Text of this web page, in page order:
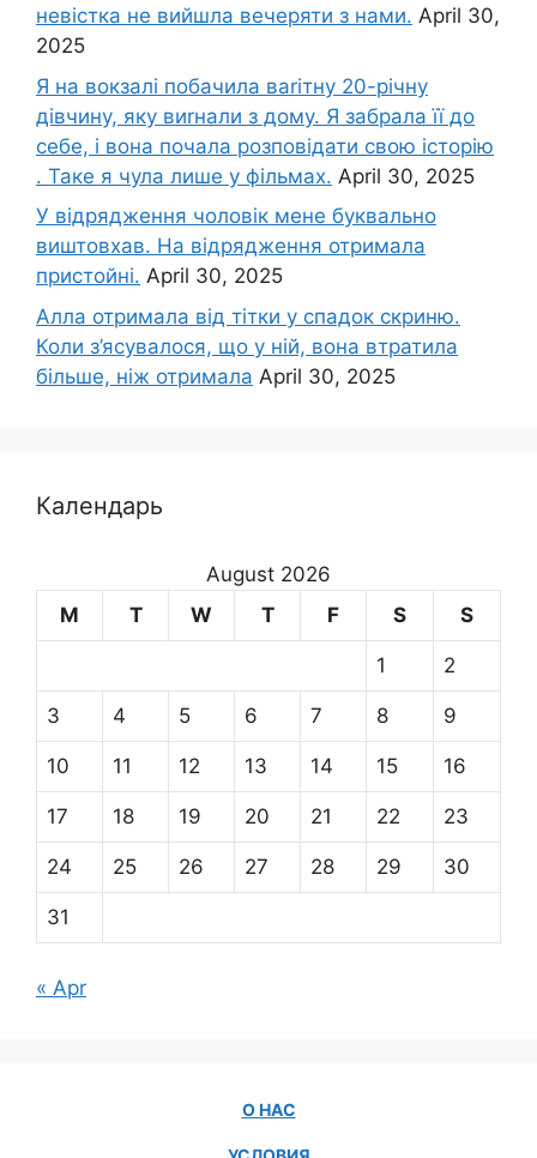
невістка не вийшла вечеряти з нами. April 30,
2025
Я на вокзалі побачила ваrітну 20-річну
дівчину, яку виrнали з дому. Я забрала її до
себе, і вона почала розповідати свою історію
. Таке я чула лише у фільмах. April 30, 2025
У відрядження чоловік мене буквально
виштовхав. На відрядження отримала
пристойні. April 30, 2025
Алла отримала від тітки у спадок скриню.
Коли з’ясувалося, що у ній, вона втратила
більше, ніж отримала April 30, 2025
Календарь
August 2026
M
T W T F S S
1 2
3 4 5 6 7 8 9
10 11 12 13 14 15 16
17 18 19 20 21 22 23
24 25 26 27 28 29 30
31
« Apr
О НАС